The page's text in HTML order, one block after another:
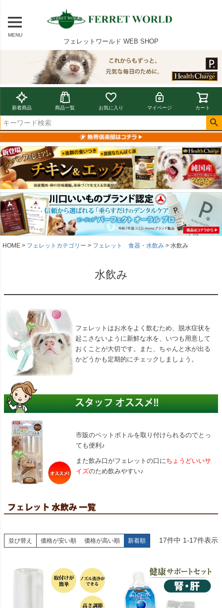
MENU
フェレットワールド WEB SHOP
新着商品 商品一覧 お気に入り マイページ カート
HOME フェレットカテゴリー フェレット 食器・水飲み 水飲み
水飲み
フェレットはお水をよく飲むため、脱水症状を
起こさないように新鮮な水を、いつも用意して
おくことが大切です。また、ちゃんと水が出る
かどうかも定期的にチェックしましょう。
市販のペットボトルを取り付けられるのでとっ
ても便利♪
また飲み口がフェレットの口に ちょうどいいサ
イズのため飲みやすい♪
並び替え 価格が安い順 価格が高い順 新着順 17件中 1-17件表示